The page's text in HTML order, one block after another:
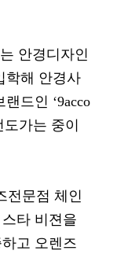
안경디자인
학해 안경사
드인 ‘9acco
가는 중이
전문점 체인
타 비젼을
고 오렌즈